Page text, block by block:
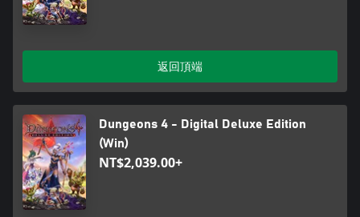
• 改變世界：將你的邪惡傳播到整個地表世界，將鬱鬱蔥蔥的環
境變成黑暗之地，現在當你將邪惡傳播到許多新的生物群落時，
• 一起工作，一起殺戮：兩名玩家的多人合作模式，可由兩名玩
家共同管理一個地下城。 所有來自小衝突和戰役的地圖都可以在
合作模式下游玩。
返回頂端
Dungeons 4 - Digital Deluxe Edition
(Win)
NT$2,039.00+